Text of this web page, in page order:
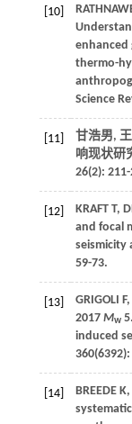
[10]
enhanced
thermo-
Science
[11]
甘浩男,
响现状研
26(2):
[12] KRAFT T,
and focal
seismicity
59-73.
[13] GRIGOLI F,
2017 Mw
induced
360
[14] BREEDE K,